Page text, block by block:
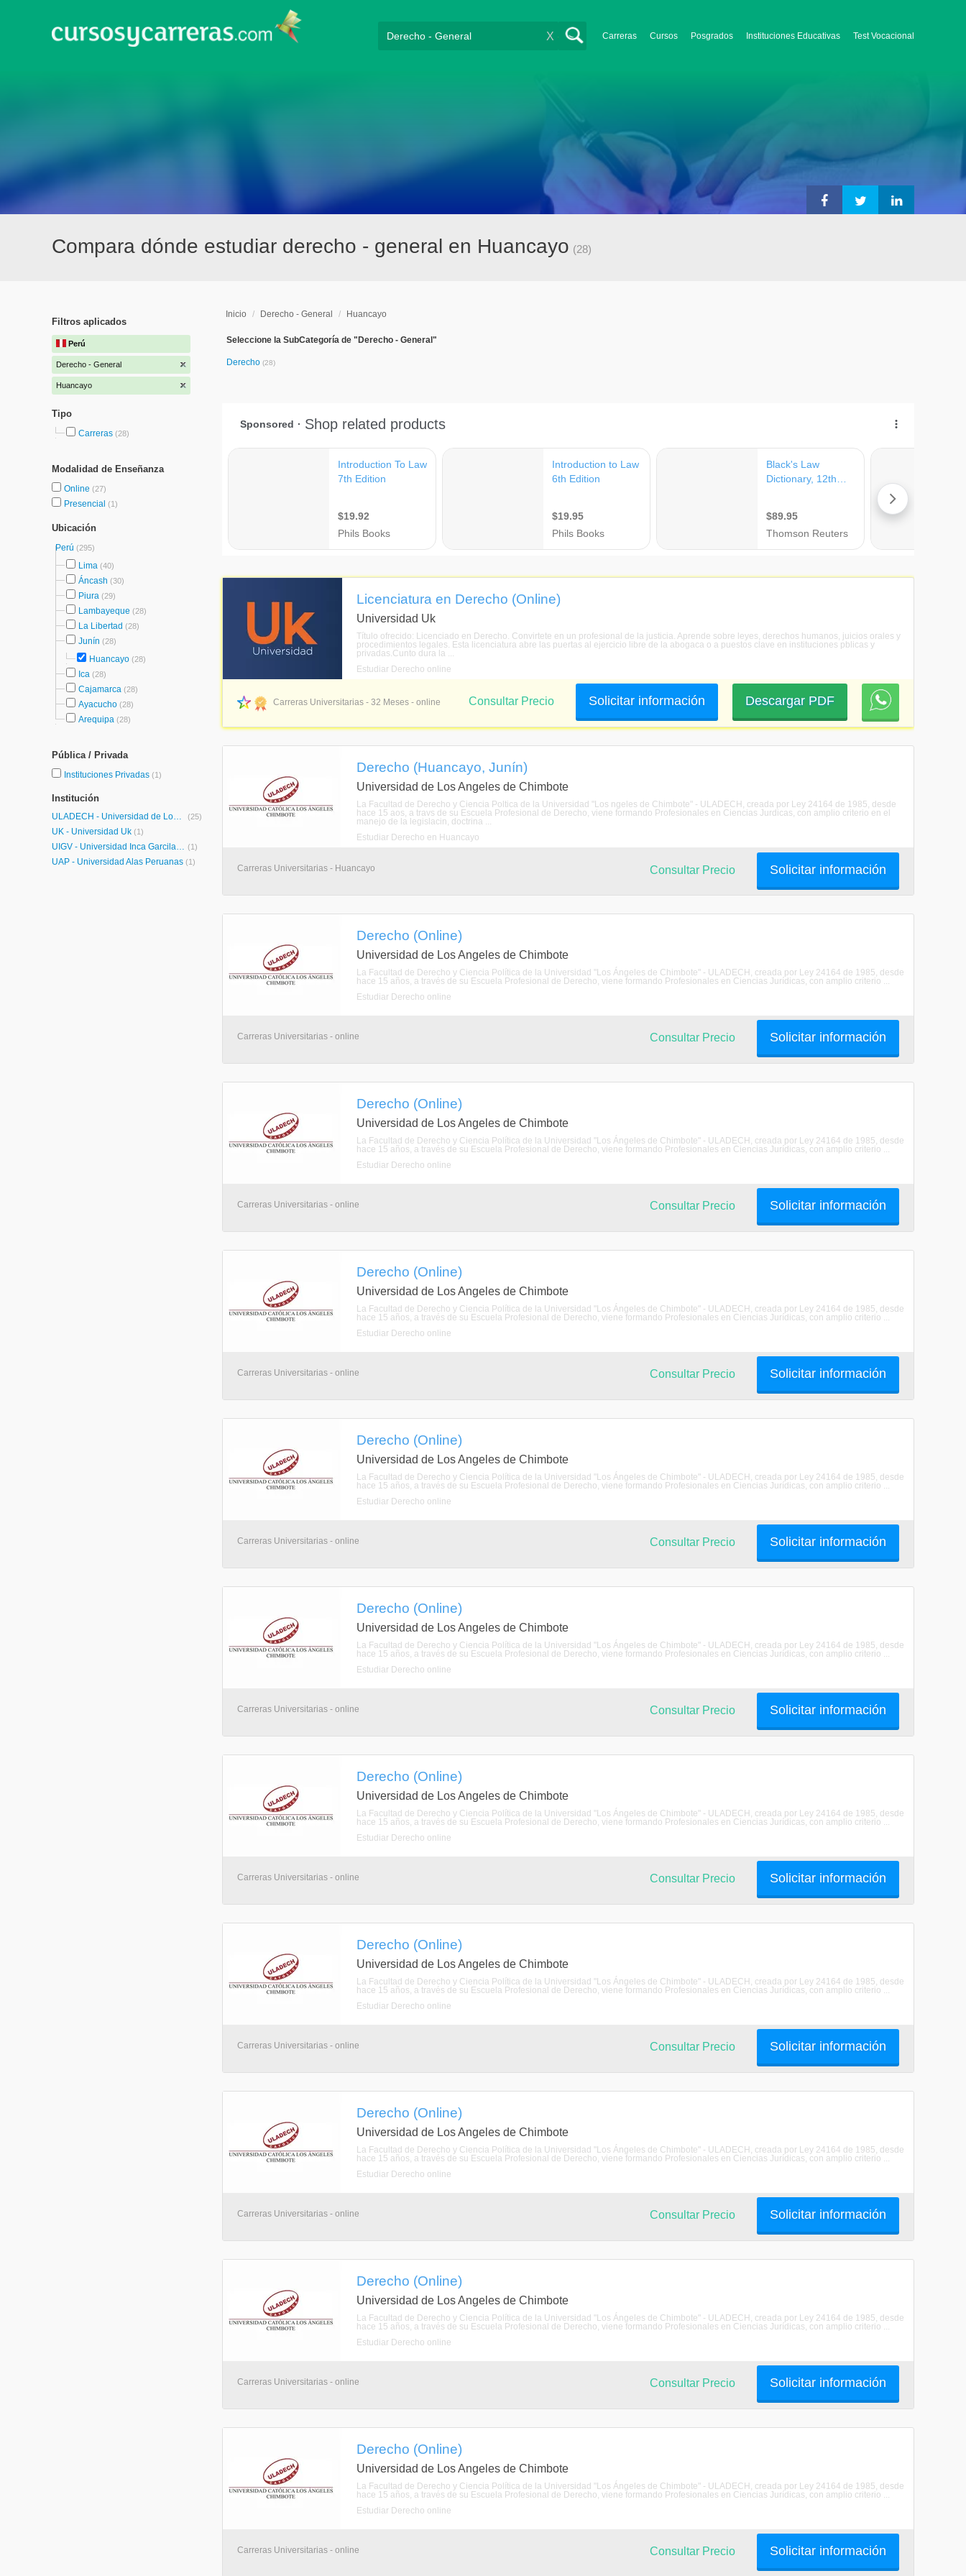
Carreras Cursos Posgrados Instituciones Educativas Test Vocacional
X
Compara dónde estudiar derecho - general en Huancayo (28)
Filtros aplicados
Perú
Derecho - General
Huancayo
Tipo
Carreras (28)
Modalidad de Enseñanza
Online (27)
Presencial (1)
Ubicación
Perú (295)
Lima (40)
Áncash (30)
Piura (29)
Lambayeque (28)
La Libertad (28)
Junín (28)
Huancayo (28)
Ica (28)
Cajamarca (28)
Ayacucho (28)
Arequipa (28)
Pública / Privada
Instituciones Privadas (1)
Institución
ULADECH - Universidad de Los Angeles de Chimbote (25)
UK - Universidad Uk (1)
UIGV - Universidad Inca Garcilaso de la Vega (1)
UAP - Universidad Alas Peruanas (1)
Inicio / Derecho - General / Huancayo
Seleccione la SubCategoría de "Derecho - General"
Derecho (28)
Licenciatura en Derecho (Online)
Universidad Uk
Título ofrecido: Licenciado en Derecho. Convirtete en un profesional de la justicia. Aprende sobre leyes, derechos humanos, juicios orales y
procedimientos legales. Esta licenciatura abre las puertas al ejercicio libre de la abogaca o a puestos clave en instituciones pblicas y
privadas.Cunto dura la ...
Estudiar Derecho online
Carreras Universitarias - 32 Meses - online Descargar PDF
Solicitar información
Consultar Precio
Derecho (Huancayo, Junín)
Universidad de Los Angeles de Chimbote
La Facultad de Derecho y Ciencia Poltica de la Universidad "Los ngeles de Chimbote" - ULADECH, creada por Ley 24164 de 1985, desde
hace 15 aos, a travs de su Escuela Profesional de Derecho, viene formando Profesionales en Ciencias Jurdicas, con amplio criterio en el
manejo de la legislacin, doctrina ...
Estudiar Derecho en Huancayo
Carreras Universitarias - Huancayo Solicitar información
Consultar Precio
Derecho (Online)
Universidad de Los Angeles de Chimbote
La Facultad de Derecho y Ciencia Política de la Universidad "Los Ángeles de Chimbote" - ULADECH, creada por Ley 24164 de 1985, desde
hace 15 años, a través de su Escuela Profesional de Derecho, viene formando Profesionales en Ciencias Jurídicas, con amplio criterio ...
Estudiar Derecho online
Carreras Universitarias - online Solicitar información
Consultar Precio
Derecho (Online)
Universidad de Los Angeles de Chimbote
La Facultad de Derecho y Ciencia Política de la Universidad "Los Ángeles de Chimbote" - ULADECH, creada por Ley 24164 de 1985, desde
hace 15 años, a través de su Escuela Profesional de Derecho, viene formando Profesionales en Ciencias Jurídicas, con amplio criterio ...
Estudiar Derecho online
Carreras Universitarias - online Solicitar información
Consultar Precio
Derecho (Online)
Universidad de Los Angeles de Chimbote
La Facultad de Derecho y Ciencia Política de la Universidad "Los Ángeles de Chimbote" - ULADECH, creada por Ley 24164 de 1985, desde
hace 15 años, a través de su Escuela Profesional de Derecho, viene formando Profesionales en Ciencias Jurídicas, con amplio criterio ...
Estudiar Derecho online
Carreras Universitarias - online Solicitar información
Consultar Precio
Derecho (Online)
Universidad de Los Angeles de Chimbote
La Facultad de Derecho y Ciencia Política de la Universidad "Los Ángeles de Chimbote" - ULADECH, creada por Ley 24164 de 1985, desde
hace 15 años, a través de su Escuela Profesional de Derecho, viene formando Profesionales en Ciencias Jurídicas, con amplio criterio ...
Estudiar Derecho online
Carreras Universitarias - online Solicitar información
Consultar Precio
Derecho (Online)
Universidad de Los Angeles de Chimbote
La Facultad de Derecho y Ciencia Política de la Universidad "Los Ángeles de Chimbote" - ULADECH, creada por Ley 24164 de 1985, desde
hace 15 años, a través de su Escuela Profesional de Derecho, viene formando Profesionales en Ciencias Jurídicas, con amplio criterio ...
Estudiar Derecho online
Carreras Universitarias - online Solicitar información
Consultar Precio
Derecho (Online)
Universidad de Los Angeles de Chimbote
La Facultad de Derecho y Ciencia Política de la Universidad "Los Ángeles de Chimbote" - ULADECH, creada por Ley 24164 de 1985, desde
hace 15 años, a través de su Escuela Profesional de Derecho, viene formando Profesionales en Ciencias Jurídicas, con amplio criterio ...
Estudiar Derecho online
Carreras Universitarias - online Solicitar información
Consultar Precio
Derecho (Online)
Universidad de Los Angeles de Chimbote
La Facultad de Derecho y Ciencia Política de la Universidad "Los Ángeles de Chimbote" - ULADECH, creada por Ley 24164 de 1985, desde
hace 15 años, a través de su Escuela Profesional de Derecho, viene formando Profesionales en Ciencias Jurídicas, con amplio criterio ...
Estudiar Derecho online
Carreras Universitarias - online Solicitar información
Consultar Precio
Derecho (Online)
Universidad de Los Angeles de Chimbote
La Facultad de Derecho y Ciencia Política de la Universidad "Los Ángeles de Chimbote" - ULADECH, creada por Ley 24164 de 1985, desde
hace 15 años, a través de su Escuela Profesional de Derecho, viene formando Profesionales en Ciencias Jurídicas, con amplio criterio ...
Estudiar Derecho online
Carreras Universitarias - online Solicitar información
Consultar Precio
Derecho (Online)
Universidad de Los Angeles de Chimbote
La Facultad de Derecho y Ciencia Política de la Universidad "Los Ángeles de Chimbote" - ULADECH, creada por Ley 24164 de 1985, desde
hace 15 años, a través de su Escuela Profesional de Derecho, viene formando Profesionales en Ciencias Jurídicas, con amplio criterio ...
Estudiar Derecho online
Carreras Universitarias - online Solicitar información
Consultar Precio
Derecho (Online)
Universidad de Los Angeles de Chimbote
La Facultad de Derecho y Ciencia Política de la Universidad "Los Ángeles de Chimbote" - ULADECH, creada por Ley 24164 de 1985, desde
hace 15 años, a través de su Escuela Profesional de Derecho, viene formando Profesionales en Ciencias Jurídicas, con amplio criterio ...
Estudiar Derecho online
Carreras Universitarias - online Solicitar información
Consultar Precio